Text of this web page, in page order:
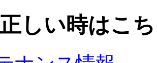
しい時はこ